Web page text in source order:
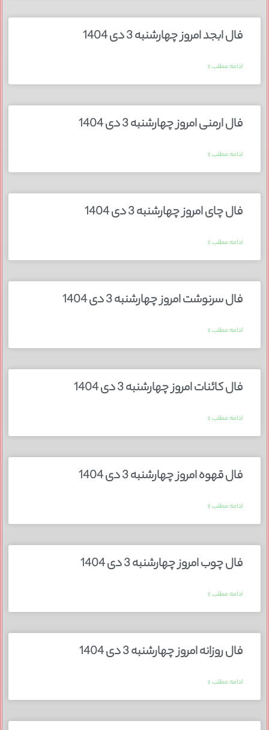
فال ابجد امروز چهارشنبه 3 دی 1404
ادامه مطلب »
فال ارمنی امروز چهارشنبه 3 دی 1404
ادامه مطلب »
فال چای امروز چهارشنبه 3 دی 1404
ادامه مطلب »
فال سرنوشت امروز چهارشنبه 3 دی 1404
ادامه مطلب »
فال کائنات امروز چهارشنبه 3 دی 1404
ادامه مطلب »
فال قهوه امروز چهارشنبه 3 دی 1404
ادامه مطلب »
فال چوب امروز چهارشنبه 3 دی 1404
ادامه مطلب »
فال روزانه امروز چهارشنبه 3 دی 1404
ادامه مطلب »